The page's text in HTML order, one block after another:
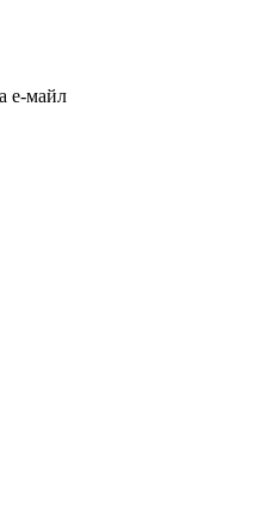
е-майл